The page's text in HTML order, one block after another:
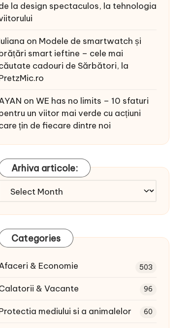
la design spectaculos, la tehnologia
on Modele de smartwatch și
smart ieftine – cele mai
cadouri de Sărbători, la
on WE has no limits – 10 sfaturi
un viitor mai verde cu acțiuni
țin de fiecare dintre noi
Arhiva articole:
Arhiva
Categories
& Economie 503
& Vacante 96
mediului si a animalelor 60